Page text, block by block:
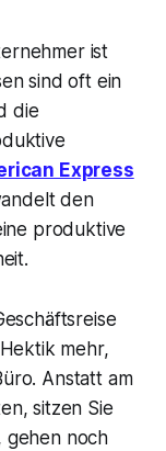
ist
sind oft ein
die
Express
den
produktive
mehr,
Anstatt am
sitzen Sie
gehen noch